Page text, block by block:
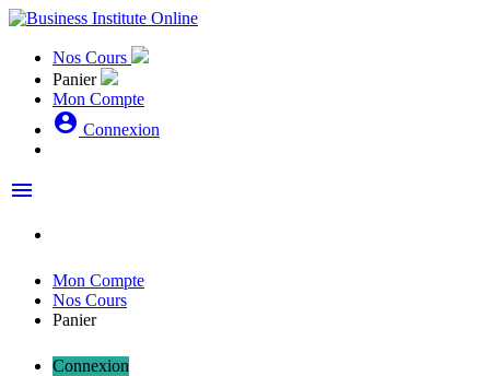
Nos Cours
Panier
Mon Compte
account_circle Connexion
menu
Mon Compte
Nos Cours
Panier
Connexion